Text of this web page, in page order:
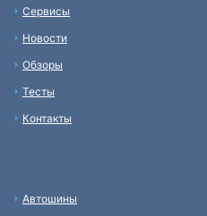
Сервисы
Новости
Обзоры
Тесты
Контакты
Автошины